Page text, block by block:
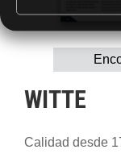
WITTE
Calidad desde